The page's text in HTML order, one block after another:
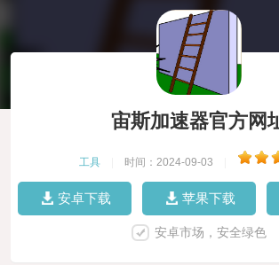
宙斯加速器官方网
工具 时间：2024-09-03
安卓下载 苹果下载
安卓市场，安全绿色